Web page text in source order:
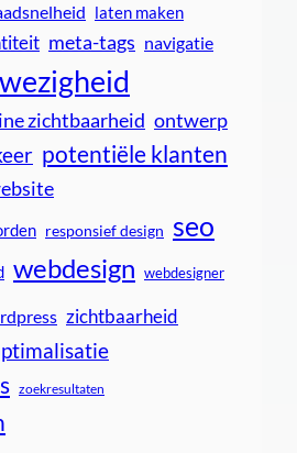
laten maken
meta-tags navigatie
zichtbaarheid ontwerp
potentiële klanten
responsief design seo
webdesign webdesigner
zichtbaarheid
zoekresultaten